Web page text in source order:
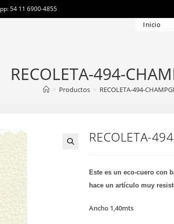
54 11 6900-4855
Inicio
RECOLETA-494-
> Productos > RECOLETA-494-
RECOLETA-
Este es un eco-cuero con
hace un artículo muy
Ancho 1,40mts